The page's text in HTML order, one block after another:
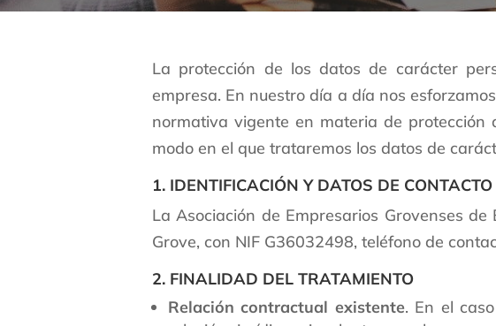
La protección de los datos de carácter
empresa. En nuestro día a día nos
normativa vigente en materia de
modo en el que trataremos los datos de
1. IDENTIFICACIÓN Y DATOS DE
La Asociación de Empresarios Grovenses
Grove, con NIF G36032498, teléfono de
2. FINALIDAD DEL TRATAMIENTO
Relación contractual existente. En el